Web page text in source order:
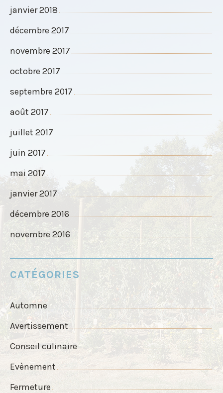
janvier 2018
décembre 2017
novembre 2017
octobre 2017
septembre 2017
août 2017
juillet 2017
juin 2017
mai 2017
janvier 2017
décembre 2016
novembre 2016
CATÉGORIES
Automne
Avertissement
Conseil culinaire
Evènement
Fermeture